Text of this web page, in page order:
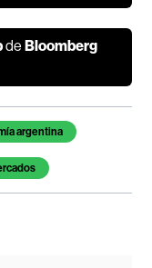
de Bloomberg
argentina